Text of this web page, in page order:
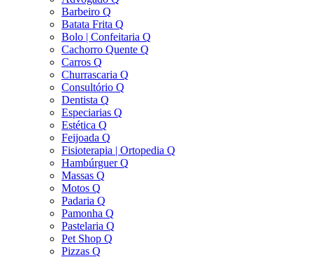
Barbeiro Q
Batata Frita Q
Bolo | Confeitaria Q
Cachorro Quente Q
Carros Q
Churrascaria Q
Consultório Q
Dentista Q
Especiarias Q
Estética Q
Feijoada Q
Fisioterapia | Ortopedia Q
Hambúrguer Q
Massas Q
Motos Q
Padaria Q
Pamonha Q
Pastelaria Q
Pet Shop Q
Pizzas Q